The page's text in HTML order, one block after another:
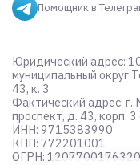
Помощник в
Юридический адрес:
муниципальный округ
43, к. 3
Фактический адрес:
проспект, д. 43, корп.
ИНН: 9715383990
КПП: 772201001
ОГРН: 1207700176320